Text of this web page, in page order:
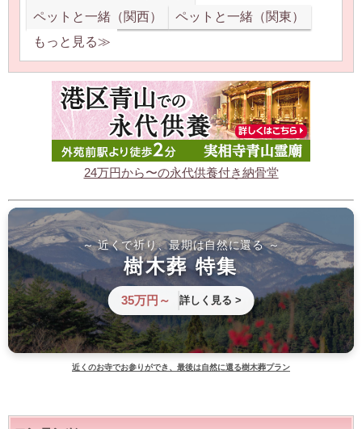
ペットと一緒（関西）
ペットと一緒（関東）
もっと見る≫
24万円から〜の永代供養付き納骨堂
～ 近くで祈り、最期は自然に還る ～
樹木葬 特集
35万円～ 詳しく見る >
近くのお寺でお参りができ、最後は自然に還る樹木葬プラン